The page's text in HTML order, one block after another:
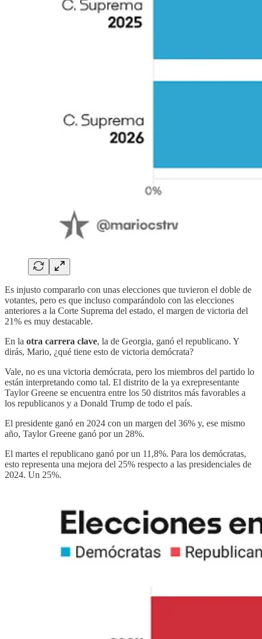
Es injusto compararlo con unas elecciones que tuvieron el doble de
votantes, pero es que incluso comparándolo con las elecciones
anteriores a la Corte Suprema del estado, el margen de victoria del
21% es muy destacable.
En la otra carrera clave, la de Georgia, ganó el republicano. Y
dirás, Mario, ¿qué tiene esto de victoria demócrata?
Vale, no es una victoria demócrata, pero los miembros del partido lo
están interpretando como tal. El distrito de la ya exrepresentante
Taylor Greene se encuentra entre los 50 distritos más favorables a
los republicanos y a Donald Trump de todo el país.
El presidente ganó en 2024 con un margen del 36% y, ese mismo
año, Taylor Greene ganó por un 28%.
El martes el republicano ganó por un 11,8%. Para los demócratas,
esto representa una mejora del 25% respecto a las presidenciales de
2024. Un 25%.